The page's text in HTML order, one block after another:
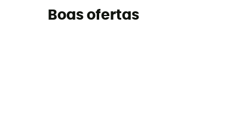
Boas ofertas